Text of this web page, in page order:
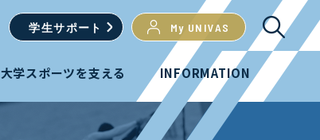
学生サポート My UNIVAS
大学スポーツを支える INFORMATION